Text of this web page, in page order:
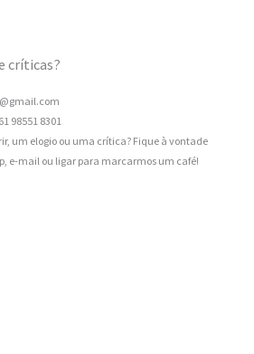
críticas?
98551 8301
um elogio ou uma crítica? Fique à vontade
e-mail ou ligar para marcarmos um café!